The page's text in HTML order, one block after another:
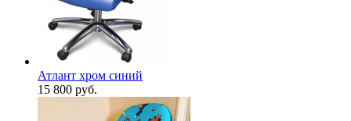
Атлант хром синий
15 800 руб.